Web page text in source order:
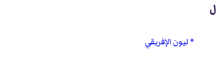
ل
ليون الإفريقي